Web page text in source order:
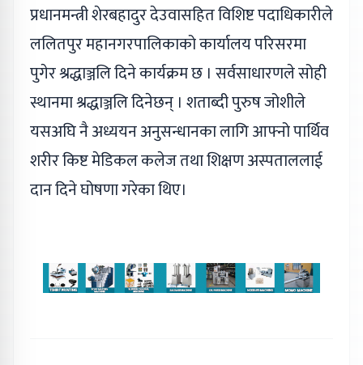
प्रधानमन्त्री शेरबहादुर देउवासहित विशिष्ट पदाधिकारीले
ललितपुर महानगरपालिकाको कार्यालय परिसरमा
पुगेर श्रद्धाञ्जलि दिने कार्यक्रम छ । सर्वसाधारणले सोही
स्थानमा श्रद्धाञ्जलि दिनेछन् । शताब्दी पुरुष जोशीले
यसअघि नै अध्ययन अनुसन्धानका लागि आफ्नो पार्थिव
शरीर किष्ट मेडिकल कलेज तथा शिक्षण अस्पताललाई
दान दिने घोषणा गरेका थिए।